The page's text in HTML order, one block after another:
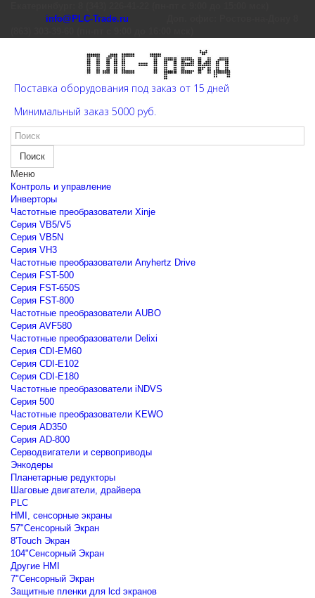
info@PLC-Trade.ru
Поставка оборудования под заказ от 15 дней
Минимальный заказ 5000 руб.
Поиск
Меню
Контроль и управление
Инверторы
Частотные преобразователи Xinje
Cерия VB5/V5
Cерия VB5N
Cерия VH3
Частотные преобразователи Anyhertz Drive
Серия FST-500
Серия FST-650S
Серия FST-800
Частотные преобразователи AUBO
Серия AVF580
Частотные преобразователи Delixi
Серия CDI-EM60
Серия CDI-E102
Серия CDI-E180
Частотные преобразователи iNDVS
Серия 500
Частотные преобразователи KEWO
Серия AD350
Серия AD-800
Серводвигатели и сервоприводы
Энкодеры
Планетарные редукторы
Шаговые двигатели, драйвера
PLC
HMI, сенсорные экраны
57"Сенсорный Экран
8'Touch Экран
104"Сенсорный Экран
Другие HMI
7"Сенсорный Экран
Защитные пленки для lcd экранов